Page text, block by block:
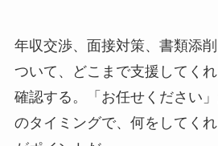
年収交渉、面接対策、書類添
ついて、どこまで支援してく
確認する。「お任せください
のタイミングで、何をしてく